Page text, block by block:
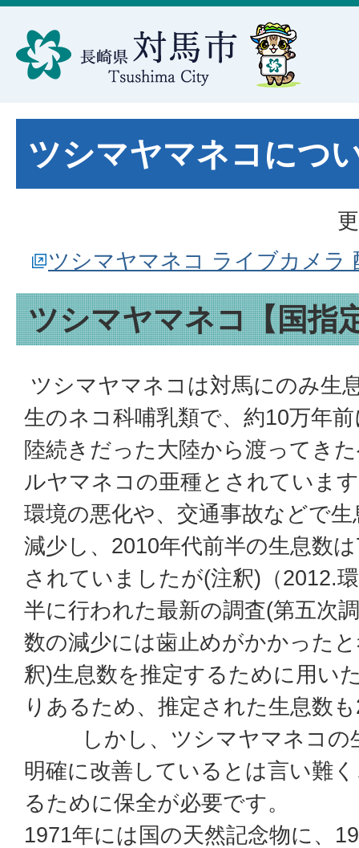
ツシマヤマネコにつ
ツシマヤマネコ ライブカメラ
ツシマヤマネコ【国指
ツシマヤマネコは対馬にのみ生
生のネコ科哺乳類で、約10万年
陸続きだった大陸から渡ってき
ルヤマネコの亜種とされていま
環境の悪化や、交通事故などで生
減少し、2010年代前半の生息数
されていましたが(注釈)（2012.
半に行われた最新の調査(第五次
数の減少には歯止めがかかった
釈)生息数を推定するために用い
りあるため、推定された生息数
しかし、ツシマヤマネコの
明確に改善しているとは言い難
るために保全が必要です。
1971年には国の天然記念物に、